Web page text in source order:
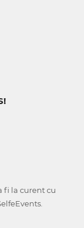
fi la curent cu